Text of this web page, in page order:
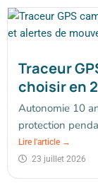
Traceur
choisir en
Autonomie 10
protection
Lire l'article →
23 juillet 2026